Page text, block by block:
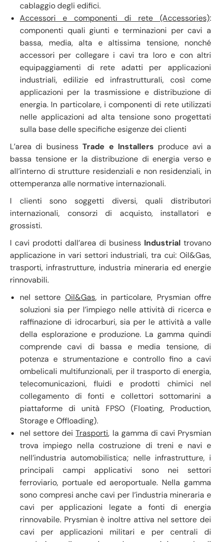
cablaggio degli edifici.
Accessori e componenti di rete (Accessories):
componenti quali giunti e terminazioni per cavi a
bassa, media, alta e altissima tensione, nonché
accessori per collegare i cavi tra loro e con altri
equipaggiamenti di rete adatti per applicazioni
industriali, edilizie ed infrastrutturali, così come
applicazioni per la trasmissione e distribuzione di
energia. In particolare, i componenti di rete utilizzati
nelle applicazioni ad alta tensione sono progettati
sulla base delle specifiche esigenze dei clienti
L’area di businessTrade e Installers produce avi a
bassa tensione er la distribuzione di energia verso e
all’interno di strutture residenziali e non residenziali, in
ottemperanza alle normative internazionali.
I clienti sono soggetti diversi, quali distributori
internazionali, consorzi di acquisto, installatori e
grossisti.
I cavi prodotti dall’area di business Industrial trovano
applicazione in vari settori industriali, tra cui: Oil&Gas,
trasporti, infrastrutture, industria mineraria ed energie
rinnovabili.
nel settore Oil&Gas, in particolare, Prysmian offre
soluzioni sia per l’impiego nelle attività di ricerca e
raffinazione di idrocarburi, sia per le attività a valle
della esplorazione e produzione. La gamma quindi
comprende cavi di bassa e media tensione, di
potenza e strumentazione e controllo fino a cavi
ombelicali multifunzionali, per il trasporto di energia,
telecomunicazioni, fluidi e prodotti chimici nel
collegamento di fonti e collettori sottomarini a
piattaforme di unità FPSO (Floating, Production,
Storage e Offloading).
nel settore deiTrasporti, la gamma di cavi Prysmian
trova impiego nella costruzione di treni e navi e
nell’industria automobilistica; nelle infrastrutture, i
principali campi applicativi sono nei settori
ferroviario, portuale ed aeroportuale. Nella gamma
sono compresi anche cavi per l’industria mineraria e
cavi per applicazioni legate a fonti di energia
rinnovabile. Prysmian è inoltre attiva nel settore dei
cavi per applicazioni militari e per centrali di